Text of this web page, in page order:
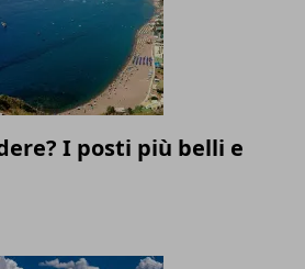
I posti più belli e